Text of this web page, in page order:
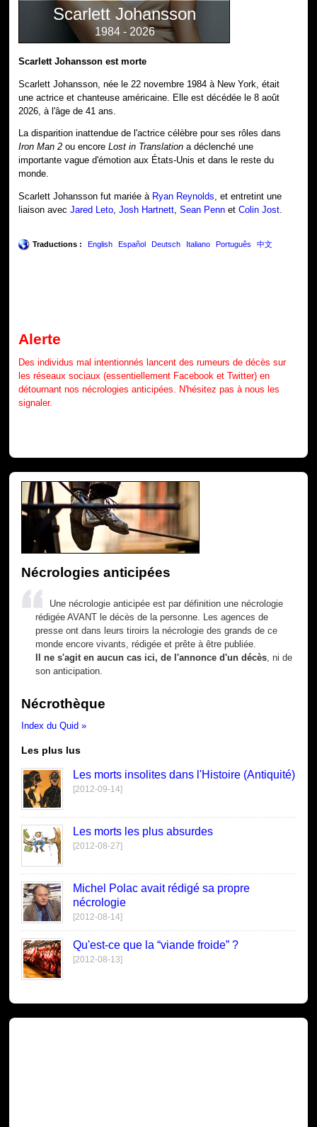
Scarlett Johansson
1984 - 2026
Scarlett Johansson est morte
Scarlett Johansson, née le 22 novembre 1984 à New York, était
une actrice et chanteuse américaine. Elle est décédée le 8 août
2026, à l'âge de 41 ans.
La disparition inattendue de l'actrice célèbre pour ses rôles dans
Iron Man 2 ou encoreLost in Translation a déclenché une
importante vague d'émotion aux États-Unis et dans le reste du
monde.
Scarlett Johansson fut mariée à Ryan Reynolds, et entretint une
liaison avecJared Leto,Josh Hartnett,Sean Penn etColin Jost.
Traductions : English Español Deutsch Italiano Português 中文
Alerte
Des individus mal intentionnés lancent des rumeurs de décès sur
les réseaux sociaux (essentiellement Facebook et Twitter) en
détournant nos nécrologies anticipées. N'hésitez pas à nous les
signaler.
Nécrologies anticipées
Une nécrologie anticipée est par définition une nécrologie
rédigée AVANT le décès de la personne. Les agences de
presse ont dans leurs tiroirs la nécrologie des grands de ce
monde encore vivants, rédigée et prête à être publiée.
Il ne s'agit en aucun cas ici, de l'annonce d'un décès , ni de
son anticipation.
Nécrothèque
Index du Quid »
Les plus lus
Les morts insolites dans l'Histoire (Antiquité)
[2012-09-14]
Les morts les plus absurdes
[2012-08-27]
Michel Polac avait rédigé sa propre
nécrologie
[2012-08-14]
Qu'est-ce que la “viande froide” ?
[2012-08-13]